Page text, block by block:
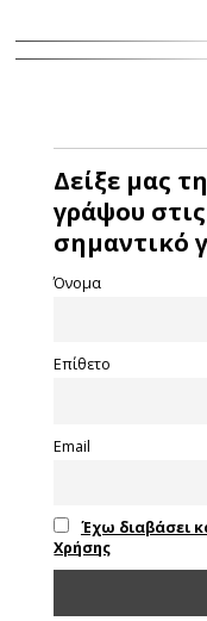
Δείξε μας
γράψου στις
σημαντικό
Όνομα
Επίθετο
Email
Έχω διαβάσει
Χρήσης